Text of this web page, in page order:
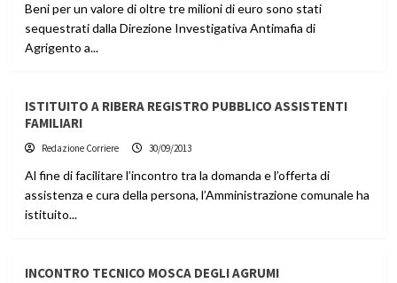
Beni per un valore di oltre tre milioni di euro sono stati
sequestrati dalla Direzione Investigativa Antimafia di
Agrigento a...
ISTITUITO A RIBERA REGISTRO PUBBLICO ASSISTENTI
FAMILIARI
Redazione Corriere 30/09/2013
Al fine di facilitare l’incontro tra la domanda e l’offerta di
assistenza e cura della persona, l’Amministrazione comunale ha
istituito...
INCONTRO TECNICO MOSCA DEGLI AGRUMI